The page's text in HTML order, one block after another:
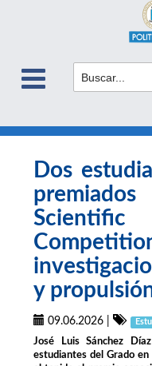
Dos
y
09.06.2026
José Luis Sánchez
estudiantes del Grado